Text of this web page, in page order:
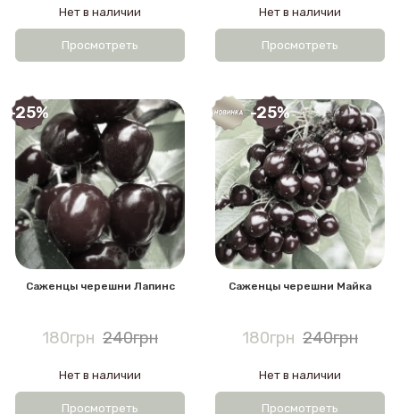
Нет в наличии
Просмотреть
Нет в наличии
Просмотреть
-25%
Саженцы черешни Лапинс
180грн 240грн
Нет в наличии
Просмотреть
-25%
Саженцы черешни Майка
180грн 240грн
Нет в наличии
Просмотреть